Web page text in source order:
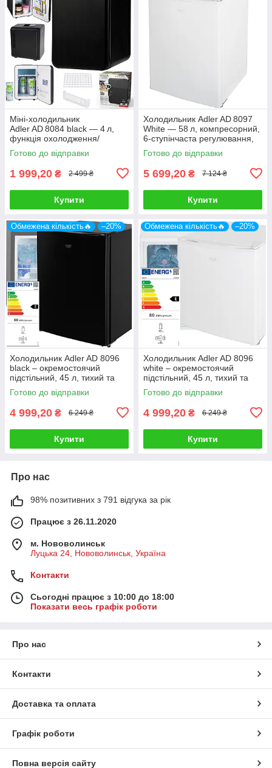
Міні‑холодильник
Adler AD 8084 black — 4 л,
функція охолодження/
нагріву, AC/DC
Готово до відправки
1 999,20 ₴ 2 499 ₴
Купити
Холодильник Adler AD 8097
White — 58 л, компресорний,
6‑ступінчаста регулювання,
40 дБ (E‑класс), ручна
разморозка
Готово до відправки
5 699,20 ₴ 7 124 ₴
Купити
Обмежена кількість🔥 –20%
Холодильник Adler AD 8096
black – окремостоячий
підстільний, 45 л, тихий та
економний
Готово до відправки
4 999,20 ₴ 6 249 ₴
Купити
Обмежена кількість🔥 –20%
Холодильник Adler AD 8096
white – окремостоячий
підстільний, 45 л, тихий та
економний
Готово до відправки
4 999,20 ₴ 6 249 ₴
Купити
Про нас
98% позитивних з 791 відгука за рік
Працює з 26.11.2020
м. Нововолинськ
Луцька 24, Нововолинськ, Україна
Контакти
Сьогодні працює з 10:00 до 18:00
Показати весь графік роботи
Про нас
Контакти
Доставка та оплата
Графік роботи
Повна версія сайту